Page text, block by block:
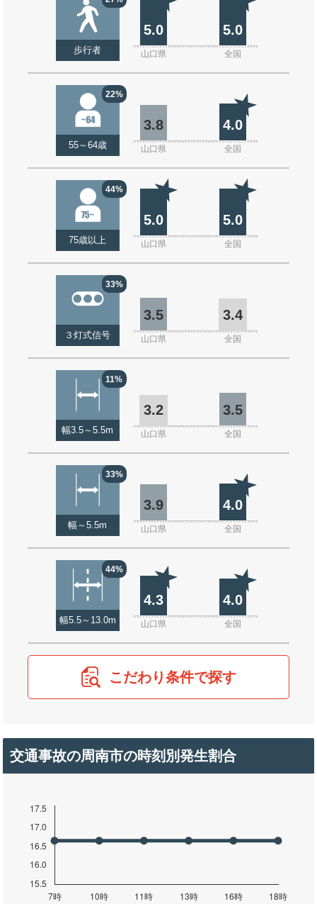
歩行者
5.0 5.0
山口県 全国
22%
55～64歳
3.8 4.0
山口県 全国
44%
75歳以上
5.0 5.0
山口県 全国
33%
３灯式信号
3.5 3.4
山口県 全国
11%
幅3.5～5.5m
3.2 3.5
山口県 全国
33%
幅～5.5m
3.9 4.0
山口県 全国
44%
幅5.5～13.0m
4.3 4.0
山口県 全国
こだわり条件で探す
交通事故の周南市の時刻別発生割合